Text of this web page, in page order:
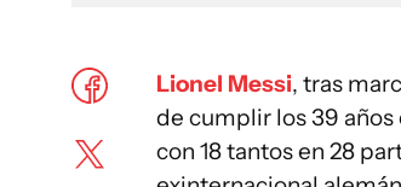
Lionel Messi, tras
de cumplir los 39
con 18 tantos en 28